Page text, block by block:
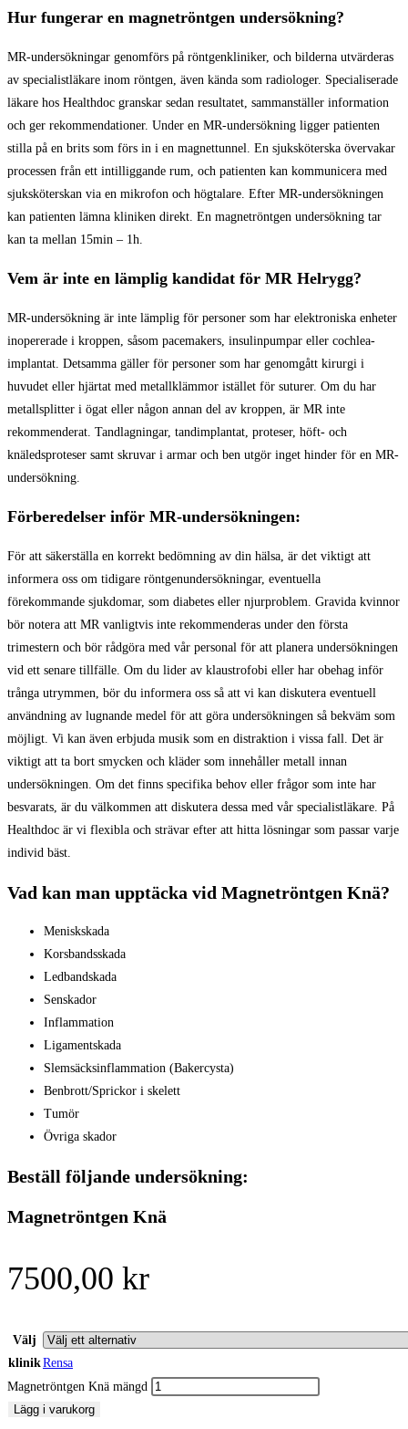
Hur fungerar en magnetröntgen undersökning?
MR-undersökningar genomförs på röntgenkliniker, och bilderna utvärderas
av specialistläkare inom röntgen, även kända som radiologer. Specialiserade
läkare hos Healthdoc granskar sedan resultatet, sammanställer information
och ger rekommendationer. Under en MR-undersökning ligger patienten
stilla på en brits som förs in i en magnettunnel. En sjuksköterska övervakar
processen från ett intilliggande rum, och patienten kan kommunicera med
sjuksköterskan via en mikrofon och högtalare. Efter MR-undersökningen
kan patienten lämna kliniken direkt. En magnetröntgen undersökning tar
kan ta mellan 15min – 1h.
Vem är inte en lämplig kandidat för MR Helrygg?
MR-undersökning är inte lämplig för personer som har elektroniska enheter
inopererade i kroppen, såsom pacemakers, insulinpumpar eller cochlea-
implantat. Detsamma gäller för personer som har genomgått kirurgi i
huvudet eller hjärtat med metallklämmor istället för suturer. Om du har
metallsplitter i ögat eller någon annan del av kroppen, är MR inte
rekommenderat. Tandlagningar, tandimplantat, proteser, höft- och
knäledsproteser samt skruvar i armar och ben utgör inget hinder för en MR-
undersökning.
Förberedelser inför MR-undersökningen:
För att säkerställa en korrekt bedömning av din hälsa, är det viktigt att
informera oss om tidigare röntgenundersökningar, eventuella
förekommande sjukdomar, som diabetes eller njurproblem. Gravida kvinnor
bör notera att MR vanligtvis inte rekommenderas under den första
trimestern och bör rådgöra med vår personal för att planera undersökningen
vid ett senare tillfälle. Om du lider av klaustrofobi eller har obehag inför
trånga utrymmen, bör du informera oss så att vi kan diskutera eventuell
användning av lugnande medel för att göra undersökningen så bekväm som
möjligt. Vi kan även erbjuda musik som en distraktion i vissa fall. Det är
viktigt att ta bort smycken och kläder som innehåller metall innan
undersökningen. Om det finns specifika behov eller frågor som inte har
besvarats, är du välkommen att diskutera dessa med vår specialistläkare. På
Healthdoc är vi flexibla och strävar efter att hitta lösningar som passar varje
individ bäst.
Vad kan man upptäcka vid Magnetröntgen Knä?
Meniskskada
Korsbandsskada
Ledbandskada
Senskador
Inflammation
Ligamentskada
Slemsäcksinflammation (Bakercysta)
Benbrott/Sprickor i skelett
Tumör
Övriga skador
Beställ följande undersökning:
Magnetröntgen Knä
7500,00 kr
Välj
klinikRensa
Magnetröntgen Knä mängd
Lägg i varukorg